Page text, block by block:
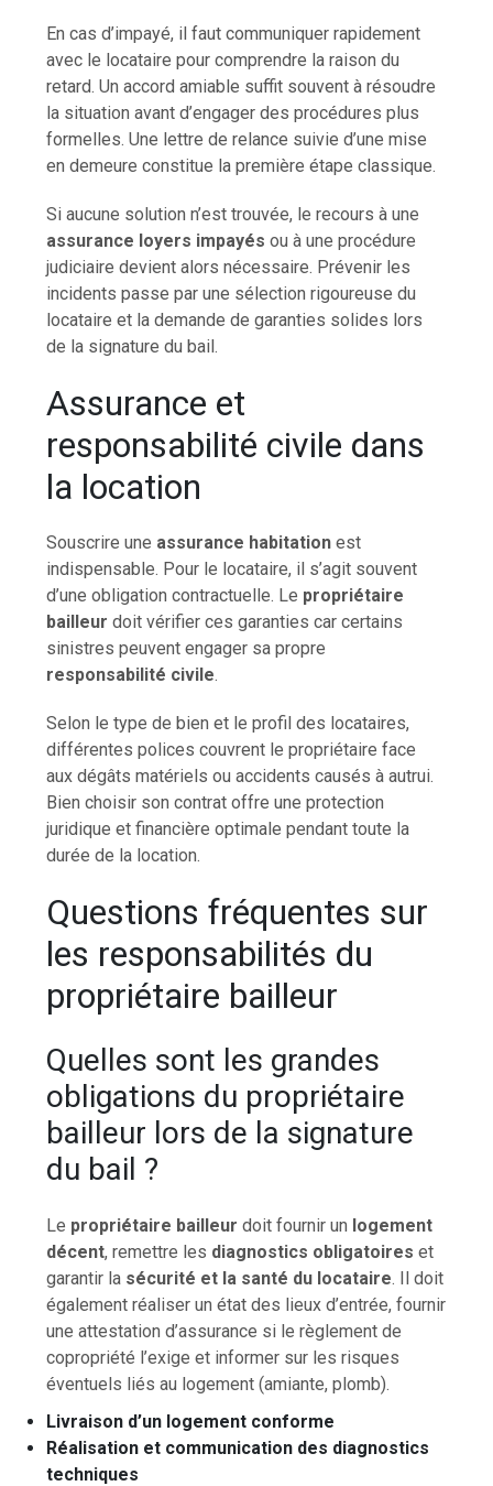
En cas d’impayé, il faut communiquer rapidement
avec le locataire pour comprendre la raison du
retard. Un accord amiable suffit souvent à résoudre
la situation avant d’engager des procédures plus
formelles. Une lettre de relance suivie d’une mise
en demeure constitue la première étape classique.
Si aucune solution n’est trouvée, le recours à une
assurance loyers impayés ou à une procédure
judiciaire devient alors nécessaire. Prévenir les
incidents passe par une sélection rigoureuse du
locataire et la demande de garanties solides lors
de la signature du bail.
Assurance et
responsabilité civile dans
la location
Souscrire une assurance habitation est
indispensable. Pour le locataire, il s’agit souvent
d’une obligation contractuelle. Le propriétaire
bailleur doit vérifier ces garanties car certains
sinistres peuvent engager sa propre
responsabilité civile.
Selon le type de bien et le profil des locataires,
différentes polices couvrent le propriétaire face
aux dégâts matériels ou accidents causés à autrui.
Bien choisir son contrat offre une protection
juridique et financière optimale pendant toute la
durée de la location.
Questions fréquentes sur
les responsabilités du
propriétaire bailleur
Quelles sont les grandes
obligations du propriétaire
bailleur lors de la signature
du bail ?
Le propriétaire bailleur doit fournir un logement
décent, remettre les diagnostics obligatoires et
garantir la sécurité et la santé du locataire. Il doit
également réaliser un état des lieux d’entrée, fournir
une attestation d’assurance si le règlement de
copropriété l’exige et informer sur les risques
éventuels liés au logement (amiante, plomb).
Livraison d’un logement conforme
Réalisation et communication des diagnostics
techniques